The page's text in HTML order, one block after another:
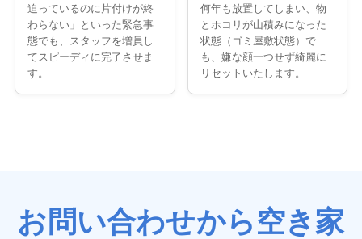
迫っているのに片付けが終
わらない」といった緊急事
態でも、スタッフを増員し
てスピーディに完了させま
す。
何年も放置してしまい、物
とホコリが山積みになった
状態（ゴミ屋敷状態）で
も、嫌な顔一つせず綺麗に
リセットいたします。
お問い合わせから空き家